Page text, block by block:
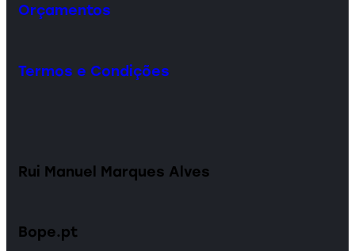
Orçamentos
Termos e Condições
Rui Manuel Marques Alves
Bope.pt